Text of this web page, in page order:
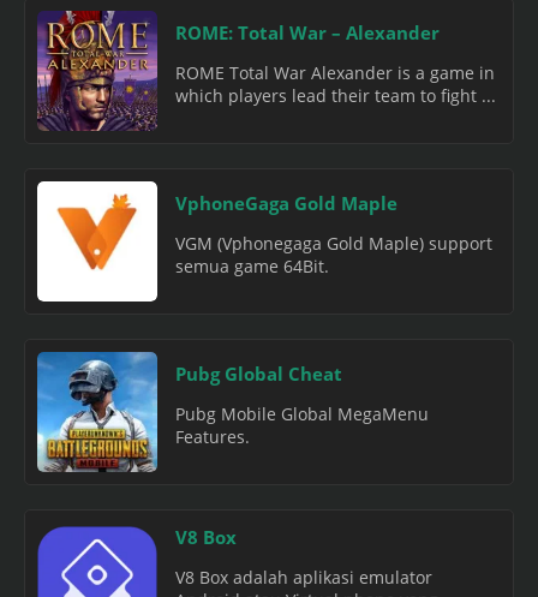
ROME: Total War – Alexander
ROME Total War Alexander is a game in
which players lead their team to fight ...
VphoneGaga Gold Maple
VGM (Vphonegaga Gold Maple) support
semua game 64Bit.
Pubg Global Cheat
Pubg Mobile Global MegaMenu
Features.
V8 Box
V8 Box adalah aplikasi emulator